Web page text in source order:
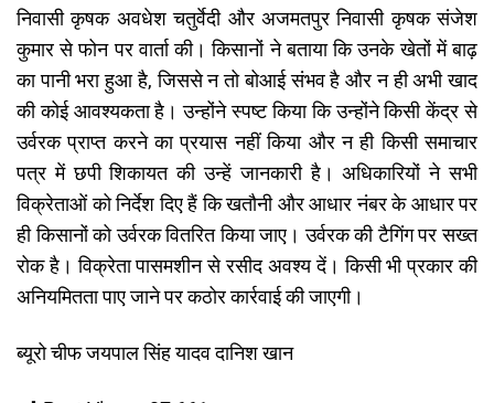
निवासी कृषक अवधेश चतुर्वेदी और अजमतपुर निवासी कृषक संजेश
कुमार से फोन पर वार्ता की। किसानों ने बताया कि उनके खेतों में बाढ़
का पानी भरा हुआ है, जिससे न तो बोआई संभव है और न ही अभी खाद
की कोई आवश्यकता है। उन्होंने स्पष्ट किया कि उन्होंने किसी केंद्र से
उर्वरक प्राप्त करने का प्रयास नहीं किया और न ही किसी समाचार
पत्र में छपी शिकायत की उन्हें जानकारी है। अधिकारियों ने सभी
विक्रेताओं को निर्देश दिए हैं कि खतौनी और आधार नंबर के आधार पर
ही किसानों को उर्वरक वितरित किया जाए। उर्वरक की टैगिंग पर सख्त
रोक है। विक्रेता पासमशीन से रसीद अवश्य दें। किसी भी प्रकार की
अनियमितता पाए जाने पर कठोर कार्रवाई की जाएगी।
ब्यूरो चीफ जयपाल सिंह यादव दानिश खान